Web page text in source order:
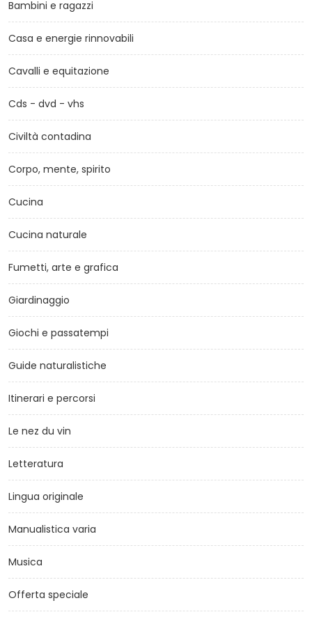
Bambini e ragazzi
Casa e energie rinnovabili
Cavalli e equitazione
Cds - dvd - vhs
Civiltà contadina
Corpo, mente, spirito
Cucina
Cucina naturale
Fumetti, arte e grafica
Giardinaggio
Giochi e passatempi
Guide naturalistiche
Itinerari e percorsi
Le nez du vin
Letteratura
Lingua originale
Manualistica varia
Musica
Offerta speciale